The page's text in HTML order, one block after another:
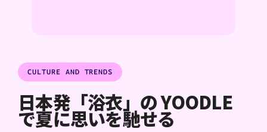
CULTURE AND TRENDS
日本発「浴衣」の YOODLE
で夏に思いを馳せる